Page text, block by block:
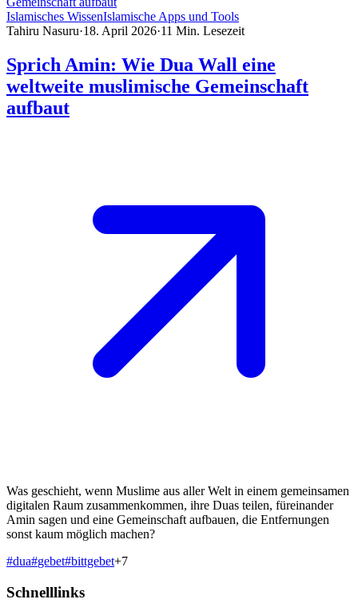
Islamisches WissenIslamische Apps und Tools
Tahiru Nasuru·18. April 2026·11 Min. Lesezeit
Sprich Amin: Wie Dua Wall eine
weltweite muslimische Gemeinschaft
aufbaut
Was geschieht, wenn Muslime aus aller Welt in einem gemeinsamen
digitalen Raum zusammenkommen, ihre Duas teilen, füreinander
Amin sagen und eine Gemeinschaft aufbauen, die Entfernungen
sonst kaum möglich machen?
#dua#gebet#bittgebet+7
Schnelllinks